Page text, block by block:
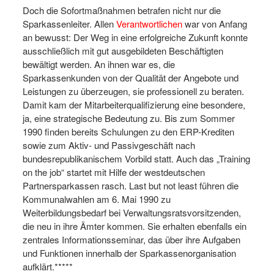
Doch die Sofortmaßnahmen betrafen nicht nur die
Sparkassenleiter. AllenVerantwortlichenwar von Anfang
an bewusst: Der Weg in eine erfolgreiche Zukunft konnte
ausschließlich mit gut ausgebildeten Beschäftigten
bewältigt werden. An ihnen war es, die
Sparkassenkunden von der Qualität der Angebote und
Leistungen zu überzeugen, sie professionell zu beraten.
Damit kam der Mitarbeiterqualifizierung eine besondere,
ja, eine strategische Bedeutung zu. Bis zum Sommer
1990 finden bereits Schulungen zu den ERP-Krediten
sowie zum Aktiv- und Passivgeschäft nach
bundesrepublikanischem Vorbild statt. Auch das „Training
on the job“ startet mit Hilfe der westdeutschen
Partnersparkassen rasch. Last but not least führen die
Kommunalwahlen am 6. Mai 1990 zu
Weiterbildungsbedarf bei Verwaltungsratsvorsitzenden,
die neu in ihre Ämter kommen. Sie erhalten ebenfalls ein
zentrales Informationsseminar, das über ihre Aufgaben
und Funktionen innerhalb der Sparkassenorganisation
aufklärt.*****